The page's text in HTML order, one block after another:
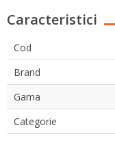
Caracteristici
Cod
Brand
Gama
Categorie